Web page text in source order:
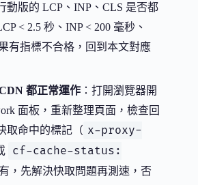
動版的 LCP、INP、CLS 是否都
< 2.5 秒、INP < 200 毫秒、
有指標不合格，回到本文對應
都正常運作 ：打開瀏覽器開
面板，重新整理頁面，檢查回
取命中的標記（ x-proxy-
cf-cache-status:
，先解決快取問題再測速，否